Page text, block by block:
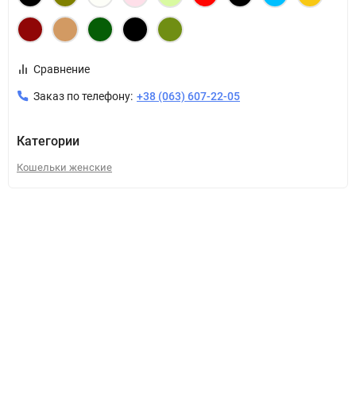
Сравнение
Заказ по телефону: +38 (063) 607-22-05
Категории
Кошельки женские